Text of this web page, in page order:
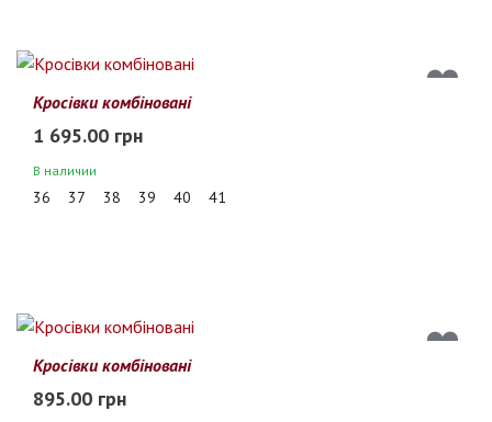
Кросівки комбіновані
1 695.00 грн
В наличии
36 37 38 39 40 41
Кросівки комбіновані
895.00 грн